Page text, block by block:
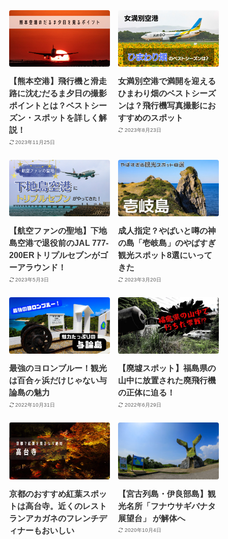
【熊本空港】飛行機と滑走
路に沈むだるま夕日の撮影
ポイントとは？ベストシー
ズン・スポットを詳しく解
説！
2023年11月25日
女満別空港で満開を迎える
ひまわり畑のベストシーズ
ンは？飛行機写真撮影にお
すすめのスポット
2023年8月23日
【航空ファンの聖地】下地
島空港で退役前のJAL 777-
200ERトリプルセブンがゴ
ーアラウンド！
2023年5月3日
成人指定？やばいと噂の神
の島「壱岐島」のやばすぎ
観光スポット8選にいって
きた
2023年3月20日
最強のヨロンブルー！観光
は百合ヶ浜だけじゃない与
論島の魅力
2022年10月31日
【廃墟スポット】福島県の
山中に放置された廃飛行機
の正体に迫る！
2022年6月29日
京都のおすすめ紅葉スポッ
トは高台寺。近くのレスト
ランアカガネのフレンチデ
ィナーもおいしい
【宮古列島・伊良部島】観
光名所「フナウサギバナタ
展望台」 が解体へ
2020年10月4日